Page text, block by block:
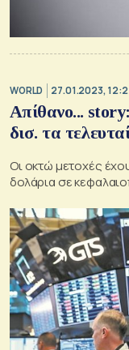
WORLD 27.01.2023,
Απίθανο...
δισ. τα
Οι οκτώ μετοχές
δολάρια σε